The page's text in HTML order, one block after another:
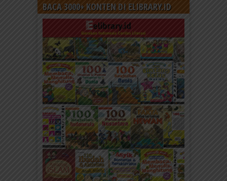
BACA 3000+ KONTEN DI ELIBRARY.ID